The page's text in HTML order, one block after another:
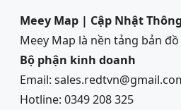
Meey Map | Cập Nhật
Meey Map là nền tảng bản
Bộ phận kinh doanh
Email:
Hotline: 0349 208 325